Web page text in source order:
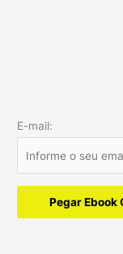
E-mail:
Pegar Ebook